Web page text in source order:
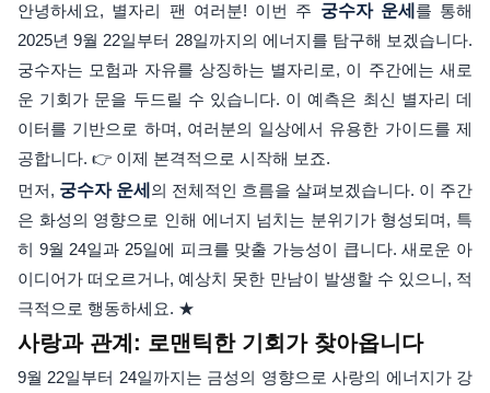
안녕하세요, 별자리 팬 여러분! 이번 주 궁수자 운세 를 통해
2025년 9월 22일부터 28일까지의 에너지를 탐구해 보겠습니다.
궁수자는 모험과 자유를 상징하는 별자리로, 이 주간에는 새로
운 기회가 문을 두드릴 수 있습니다. 이 예측은 최신 별자리 데
이터를 기반으로 하며, 여러분의 일상에서 유용한 가이드를 제
공합니다. 👉 이제 본격적으로 시작해 보죠.
먼저, 궁수자 운세 의 전체적인 흐름을 살펴보겠습니다. 이 주간
은 화성의 영향으로 인해 에너지 넘치는 분위기가 형성되며, 특
히 9월 24일과 25일에 피크를 맞출 가능성이 큽니다. 새로운 아
이디어가 떠오르거나, 예상치 못한 만남이 발생할 수 있으니, 적
극적으로 행동하세요. ★
사랑과 관계: 로맨틱한 기회가 찾아옵니다
9월 22일부터 24일까지는 금성의 영향으로 사랑의 에너지가 강